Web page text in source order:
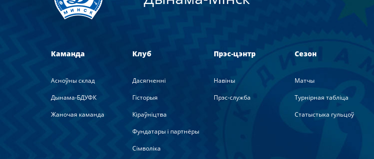
Каманда
Асноўны склад
Дынама-БДУФК
Жаночая каманда
Клуб
Дасягненні
Гісторыя
Кіраўніцтва
Фундатары і партнёры
Сімволіка
Прэс-цэнтр
Навiны
Прэс-служба
Сезон
Матчы
Турнірная табліца
Статыстыка гульцоў